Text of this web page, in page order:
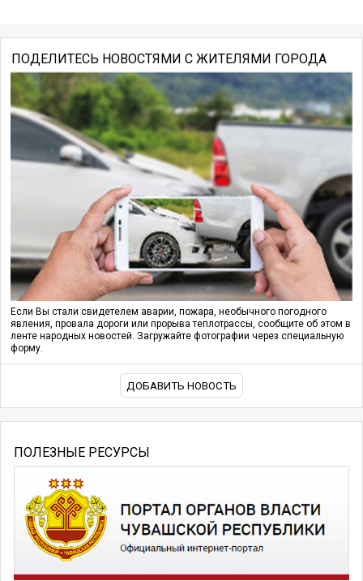
ПОДЕЛИТЕСЬ НОВОСТЯМИ С ЖИТЕЛЯМИ ГОРОДА
Если Вы стали свидетелем аварии, пожара, необычного погодного
явления, провала дороги или прорыва теплотрассы, сообщите об этом в
ленте народных новостей. Загружайте фотографии через специальную
форму.
ДОБАВИТЬ НОВОСТЬ
ПОЛЕЗНЫЕ РЕСУРСЫ